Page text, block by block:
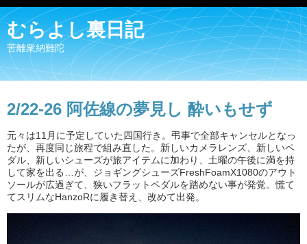
むらよし裏日記
苦離衆納難陀
2/22-26 阿佐線の夢見し 酔いもせず
元々は11月に予定していた四国行き。弔事で全部キャンセルとなっ
たが、再度同じ旅程で組み直した。新しいカメラレンズ、新しいペ
ダル、新しいシューズが旅アイテムに加わり、土曜の午後に満を持
して家を出る…が、ジョギングシューズFreshFoamX1080のアウト
ソールが広過ぎて、狭いフラットペダルを踏めない事が発覚。慌て
てスリムなHanzoRに履き替え、改めて出発。